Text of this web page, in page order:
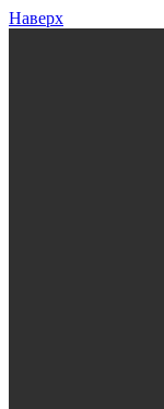
Наверх